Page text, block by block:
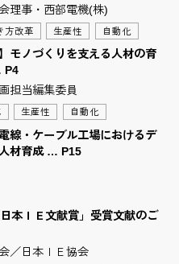
理事・西部電機(株)
方改革 生産性 自動化
モノづくりを支える人材の育
P4
担当編集委員
生産性 自動化
線・ケーブル工場におけるデ
材育成 … P15
本ＩＥ文献賞」受賞文献のご
／日本ＩＥ協会